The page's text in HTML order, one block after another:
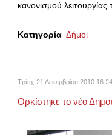
κανονισμού
Κατηγορία Δήμοι
Τρίτη, 21 Δεκεμβρίου 2010 16:24
Ορκίστηκε το νέο